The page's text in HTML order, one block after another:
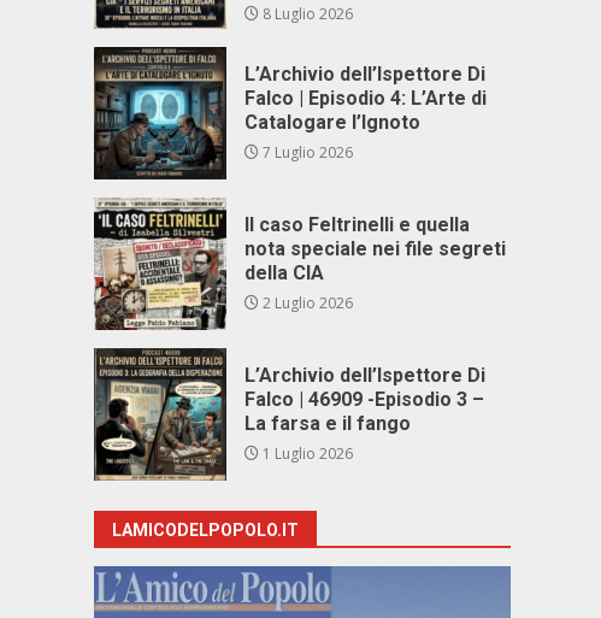
8 Luglio 2026
L’Archivio dell’Ispettore Di
Falco | Episodio 4: L’Arte di
Catalogare l’Ignoto
7 Luglio 2026
Il caso Feltrinelli e quella
nota speciale nei file segreti
della CIA
2 Luglio 2026
L’Archivio dell’Ispettore Di
Falco | 46909 -Episodio 3 –
La farsa e il fango
1 Luglio 2026
LAMICODELPOPOLO.IT